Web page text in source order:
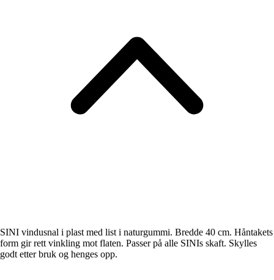
SINI vindusnal i plast med list i naturgummi. Bredde 40 cm. Håntakets
form gir rett vinkling mot flaten. Passer på alle SINIs skaft. Skylles
godt etter bruk og henges opp.